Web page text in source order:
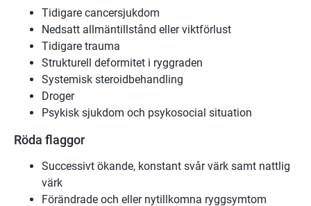
Tidigare cancersjukdom
Nedsatt allmäntillstånd eller viktförlust
Tidigare trauma
Strukturell deformitet i ryggraden
Systemisk steroidbehandling
Droger
Psykisk sjukdom och psykosocial situation
Röda flaggor
Successivt ökande, konstant svår värk samt nattlig
värk
Förändrade och eller nytillkomna ryggsymtom